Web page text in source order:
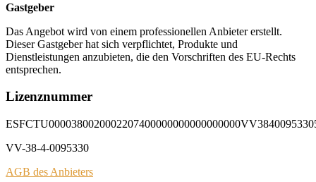
Gastgeber
Das Angebot wird von einem professionellen Anbieter erstellt.
Dieser Gastgeber hat sich verpflichtet, Produkte und
Dienstleistungen anzubieten, die den Vorschriften des EU-Rechts
entsprechen.
Lizenznummer
VV-38-4-0095330
AGB des Anbieters